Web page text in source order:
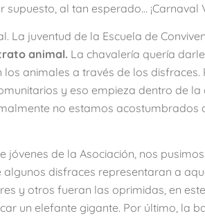
al tan esperado… ¡Carnaval
La juventud de la Escuela de
animal. La chavalería quería
animales a través de los
y eso empieza dentro de la
no estamos
jóvenes de la Asociación, nos
disfraces representaran a
y otros fueran las oprimidas, en
un elefante gigante. Por último, la